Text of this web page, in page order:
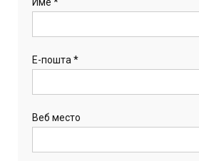
Е-пошта*
Веб место